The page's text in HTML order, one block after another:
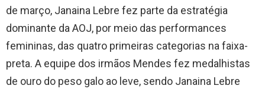
de março, Janaina Lebre fez parte da estratégia
dominante da AOJ, por meio das performances
femininas, das quatro primeiras categorias na faixa-
preta. A equipe dos irmãos Mendes fez medalhistas
de ouro do peso galo ao leve, sendo Janaina Lebre